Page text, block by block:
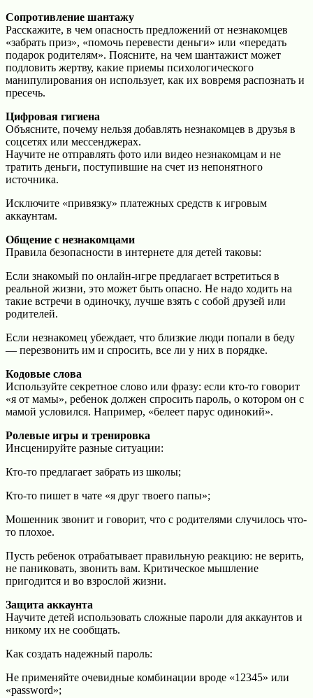
Сопротивление шантажу
Расскажите, в чем опасность предложений от незнакомцев
«забрать приз», «помочь перевести деньги» или «передать
подарок родителям». Поясните, на чем шантажист может
подловить жертву, какие приемы психологического
манипулирования он использует, как их вовремя распознать и
пресечь.
Цифровая гигиена
Объясните, почему нельзя добавлять незнакомцев в друзья в
соцсетях или мессенджерах.
Научите не отправлять фото или видео незнакомцам и не
тратить деньги, поступившие на счет из непонятного
источника.
Исключите «привязку» платежных средств к игровым
аккаунтам.
Общение с незнакомцами
Правила безопасности в интернете для детей таковы:
Если знакомый по онлайн-игре предлагает встретиться в
реальной жизни, это может быть опасно. Не надо ходить на
такие встречи в одиночку, лучше взять с собой друзей или
родителей.
Если незнакомец убеждает, что близкие люди попали в беду
— перезвонить им и спросить, все ли у них в порядке.
Кодовые слова
Используйте секретное слово или фразу: если кто-то говорит
«я от мамы», ребенок должен спросить пароль, о котором он с
мамой условился. Например, «белеет парус одинокий».
Ролевые игры и тренировка
Инсценируйте разные ситуации:
Кто-то предлагает забрать из школы;
Кто-то пишет в чате «я друг твоего папы»;
Мошенник звонит и говорит, что с родителями случилось что-
то плохое.
Пусть ребенок отрабатывает правильную реакцию: не верить,
не паниковать, звонить вам. Критическое мышление
пригодится и во взрослой жизни.
Защита аккаунта
Научите детей использовать сложные пароли для аккаунтов и
никому их не сообщать.
Как создать надежный пароль:
Не применяйте очевидные комбинации вроде «12345» или
«password»;